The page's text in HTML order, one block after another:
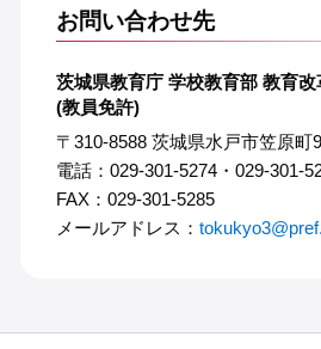
お問い合わせ先
茨城県教育庁 学校教育部 教育
(教員免許)
〒310-8588 茨城県水戸市笠原町
電話：029-301-5274・029-301-
FAX：029-301-5285
メールアドレス：